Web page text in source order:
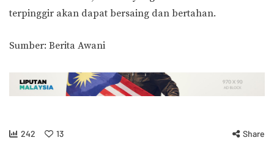
terpinggir akan dapat bersaing dan bertahan.
Sumber: Berita Awani
242 13 Share